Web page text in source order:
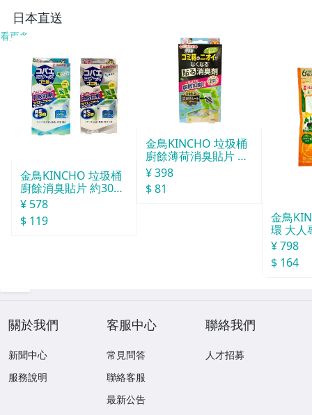
日本直送
看更多
金鳥KINCHO 垃圾桶
廚餘消臭貼片 約30天
分
¥ 578
$ 119
金鳥KINCHO 垃圾桶
廚餘薄荷消臭貼片 約
30天分
¥ 398
$ 81
金鳥
環 大人
¥ 798
$ 164
關於我們
新聞中心
服務說明
客服中心
常見問答
聯絡客服
最新公告
聯絡我們
人才招募